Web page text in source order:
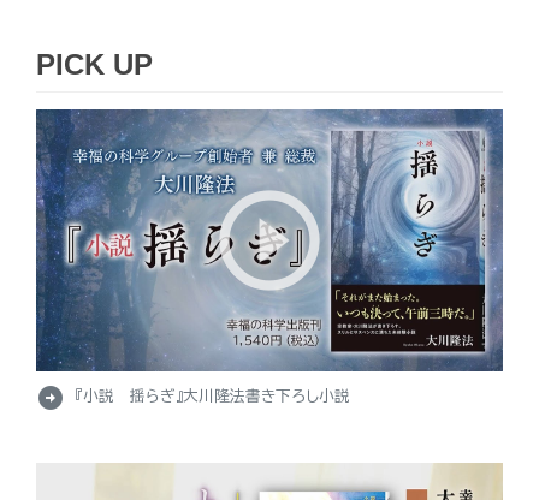
PICK UP
arrow_circle_right 『小説 揺らぎ』大川隆法書き下ろし小説